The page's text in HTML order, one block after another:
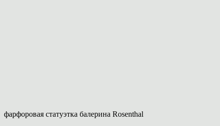
фарфоровая статуэтка балерина Rosenthal